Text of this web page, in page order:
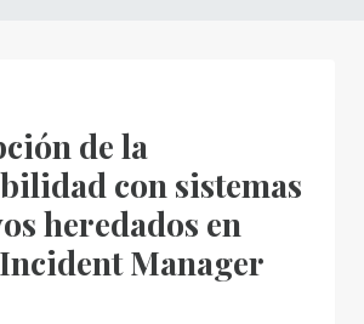
de la
con sistemas
heredados en
Manager